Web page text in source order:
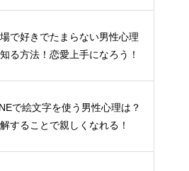
で好きでたまらない男性心理
る方法！恋愛上手になろう！
で絵文字を使う男性心理は？
することで親しくなれる！